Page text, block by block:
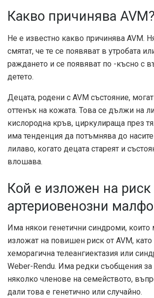
Какво причинява AVM?
Не е известно какво причинява AVM.
смятат, че те се появяват в утробата
раждането и се появяват по -късно с
детето.
Децата, родени с AVM състояние,
оттенък на кожата. Това се дължи на
кислородна кръв, циркулираща през
има тенденция да потъмнява до
лилаво, когато децата стареят и
влошава.
Кой е изложен на риск
артериовенозни
Има някои генетични синдроми, които
изложат на повишен риск от AVM,
хеморагична телеангиектазия или
Weber-Rendu. Има редки съобщения за
няколко членове на семейството,
дали това е генетично или случайно.